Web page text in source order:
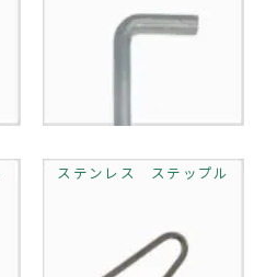
ステンレス ステップル